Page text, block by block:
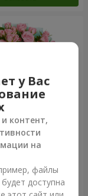
"Баллада о
у Вас
контент,
на
файлы
доступна